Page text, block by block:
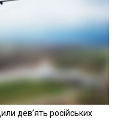
девʼять російських